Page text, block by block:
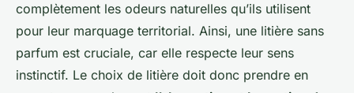
complètement les odeurs naturelles qu’ils utilisent
pour leur marquage territorial. Ainsi, une litière sans
parfum est cruciale, car elle respecte leur sens
instinctif. Le choix de litière doit donc prendre en